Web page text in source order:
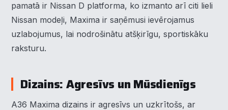
pamatā ir Nissan D platforma, ko izmanto arī citi lieli
Nissan modeļi, Maxima ir saņēmusi ievērojamus
uzlabojumus, lai nodrošinātu atšķirīgu, sportiskāku
raksturu.
Dizains: Agresīvs un Mūsdienīgs
A36 Maxima dizains ir agresīvs un uzkrītošs, ar